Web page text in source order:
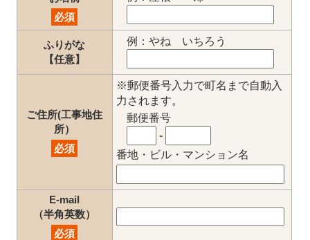
必須
ふりがな
【任意】
例：やね いちろう
ご住所(工事地住
所）
必須
※郵便番号入力で町名まで自動入
力されます。
郵便番号
-
番地・ビル・マンション名
E-mail
（半角英数）
必須